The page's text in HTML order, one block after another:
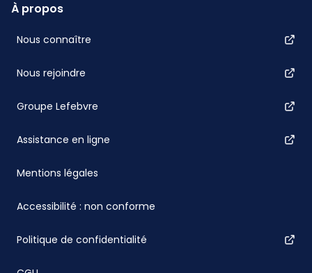
À propos
Nous connaître
Nous rejoindre
Groupe Lefebvre
Assistance en ligne
Mentions légales
Accessibilité : non conforme
Politique de confidentialité